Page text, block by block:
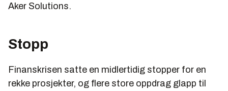
Luno
Mariner Statoil
Aker Solutions.
Stopp
Finanskrisen satte en midlertidig stopper for en
rekke prosjekter, og flere store oppdrag glapp til